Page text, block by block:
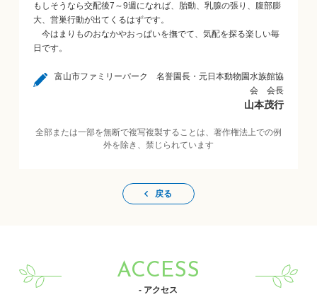
もしそうなら交配後7～9週になれば、胎動、乳腺の張り、腹部膨
大、営巣行動が出てくるはずです。
今はまりものおなかやおっぱいを撫でて、気配を探る楽しい毎
日です。
富山市ファミリーパーク 名誉園長・元日本動物園水族館協
会 会長
山本茂行
全部または一部を無断で複写複製することは、著作権法上での例
外を除き、禁じられています
戻る
ACCESS
- アクセス